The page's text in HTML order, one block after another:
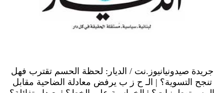
جريدة صيدونيانيوز.نت / الديار: لحظة الحسم تقترب فهل
تنجح التسوية؟ | الـ ح ز ب يرفض معادلة الضاحية مقابل